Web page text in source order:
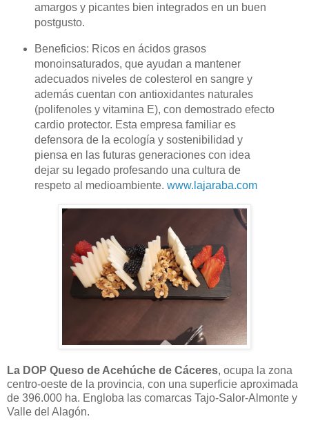
amargos y picantes bien integrados en un buen
postgusto.
Beneficios: Ricos en ácidos grasos
monoinsaturados, que ayudan a mantener
adecuados niveles de colesterol en sangre y
además cuentan con antioxidantes naturales
(polifenoles y vitamina E), con demostrado efecto
cardio protector. Esta empresa familiar es
defensora de la ecología y sostenibilidad y
piensa en las futuras generaciones con idea
dejar su legado profesando una cultura de
respeto al medioambiente. www.lajaraba.com
La DOP Queso de Acehúche de Cáceres, ocupa la zona
centro-oeste de la provincia, con una superficie aproximada
de 396.000 ha. Engloba las comarcas Tajo-Salor-Almonte y
Valle del Alagón.